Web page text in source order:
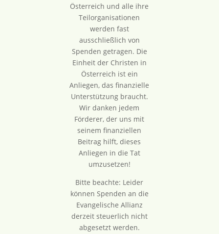
Österreich und alle ihre
Teilorganisationen
werden fast
ausschließlich von
Spenden getragen. Die
Einheit der Christen in
Österreich ist ein
Anliegen, das finanzielle
Unterstützung braucht.
Wir danken jedem
Förderer, der uns mit
seinem finanziellen
Beitrag hilft, dieses
Anliegen in die Tat
umzusetzen!
Bitte beachte: Leider
können Spenden an die
Evangelische Allianz
derzeit steuerlich nicht
abgesetzt werden.